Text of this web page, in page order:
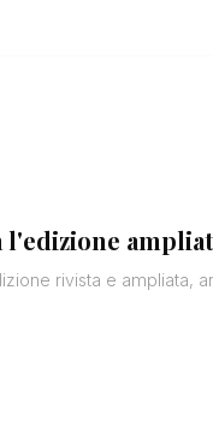
rivista e ampliata,